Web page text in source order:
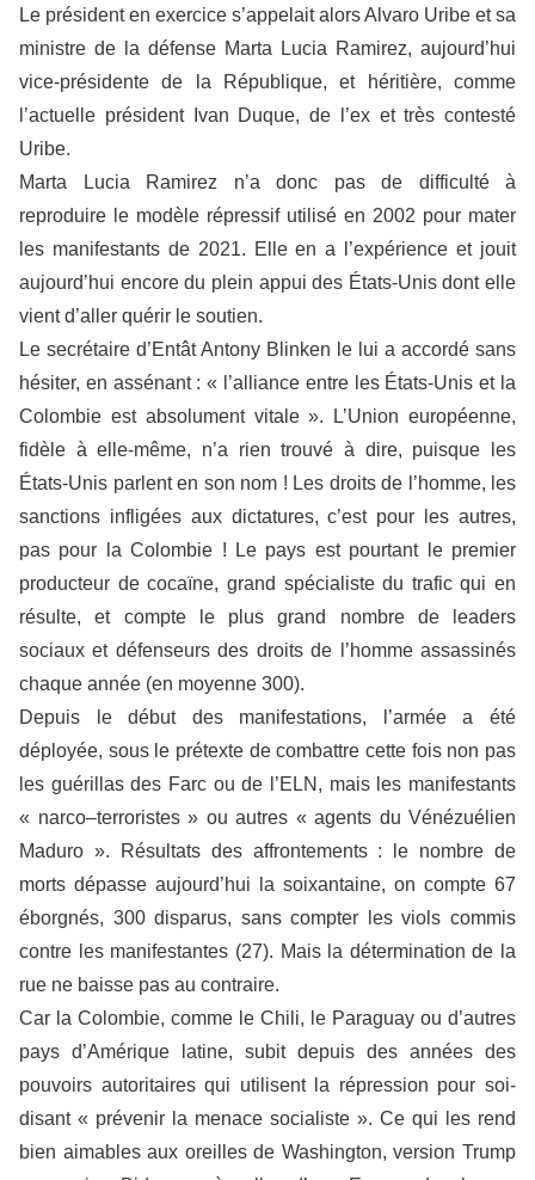
Le président en exercice s’appelait alors Alvaro Uribe et sa
ministre de la défense Marta Lucia Ramirez, aujourd’hui
vice-présidente de la République, et héritière, comme
l’actuelle président Ivan Duque, de l’ex et très contesté
Uribe.
Marta Lucia Ramirez n’a donc pas de difficulté à
reproduire le modèle répressif utilisé en 2002 pour mater
les manifestants de 2021. Elle en a l’expérience et jouit
aujourd’hui encore du plein appui des États-Unis dont elle
vient d’aller quérir le soutien.
Le secrétaire d’Entât Antony Blinken le lui a accordé sans
hésiter, en assénant : « l’alliance entre les États-Unis et la
Colombie est absolument vitale ». L’Union européenne,
fidèle à elle-même, n’a rien trouvé à dire, puisque les
États-Unis parlent en son nom ! Les droits de l’homme, les
sanctions infligées aux dictatures, c’est pour les autres,
pas pour la Colombie ! Le pays est pourtant le premier
producteur de cocaïne, grand spécialiste du trafic qui en
résulte, et compte le plus grand nombre de leaders
sociaux et défenseurs des droits de l’homme assassinés
chaque année (en moyenne 300).
Depuis le début des manifestations, l’armée a été
déployée, sous le prétexte de combattre cette fois non pas
les guérillas des Farc ou de l’ELN, mais les manifestants
« narco–terroristes » ou autres « agents du Vénézuélien
Maduro ». Résultats des affrontements : le nombre de
morts dépasse aujourd’hui la soixantaine, on compte 67
éborgnés, 300 disparus, sans compter les viols commis
contre les manifestantes (27). Mais la détermination de la
rue ne baisse pas au contraire.
Car la Colombie, comme le Chili, le Paraguay ou d’autres
pays d’Amérique latine, subit depuis des années des
pouvoirs autoritaires qui utilisent la répression pour soi-
disant « prévenir la menace socialiste ». Ce qui les rend
bien aimables aux oreilles de Washington, version Trump